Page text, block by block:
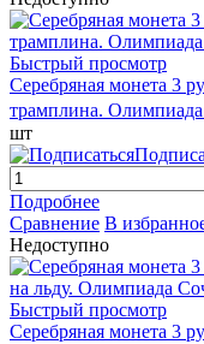
Быстрый просмотр
Серебряная монета 3
трамплина.
шт
Подробнее
Сравнение В
Недоступно
Быстрый просмотр
Серебряная монета 3